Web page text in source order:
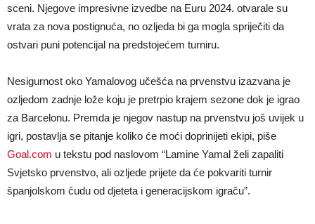
sceni. Njegove impresivne izvedbe na Euru 2024. otvarale su
vrata za nova postignuća, no ozljeda bi ga mogla spriječiti da
ostvari puni potencijal na predstojećem turniru.
Nesigurnost oko Yamalovog učešća na prvenstvu izazvana je
ozljedom zadnje lože koju je pretrpio krajem sezone dok je igrao
za Barcelonu. Premda je njegov nastup na prvenstvu još uvijek u
igri, postavlja se pitanje koliko će moći doprinijeti ekipi, piše
Goal.com u tekstu pod naslovom “Lamine Yamal želi zapaliti
Svjetsko prvenstvo, ali ozljede prijete da će pokvariti turnir
španjolskom čudu od djeteta i generacijskom igraču”.